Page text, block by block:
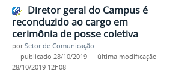
Diretor geral do Campus é
reconduzido ao cargo em
cerimônia de posse coletiva
porSetor de Comunicação
— publicado 28/10/2019 — última modificação
28/10/2019 12h08